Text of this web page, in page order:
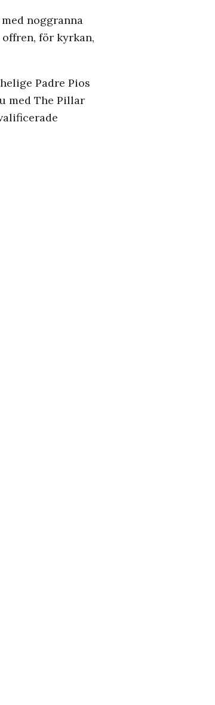
noggranna
för kyrkan,
Padre Pios
med The Pillar